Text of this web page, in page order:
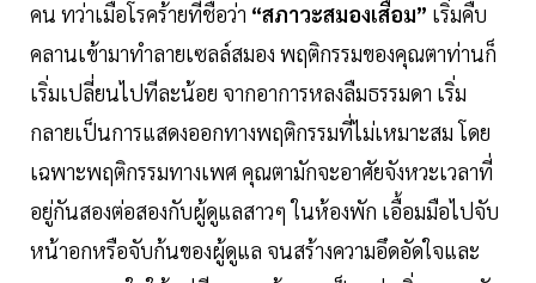
คน ทว่าเมื่อโรคร้ายที่ชื่อว่า “สภาวะสมองเสื่อม” เริ่มคืบ
คลานเข้ามาทำลายเซลล์สมอง พฤติกรรมของคุณตาท่านก็
เริ่มเปลี่ยนไปทีละน้อย จากอาการหลงลืมธรรมดา เริ่ม
กลายเป็นการแสดงออกทางพฤติกรรมที่ไม่เหมาะสม โดย
เฉพาะพฤติกรรมทางเพศ คุณตามักจะอาศัยจังหวะเวลาที่
อยู่กันสองต่อสองกับผู้ดูแลสาวๆ ในห้องพัก เอื้อมมือไปจับ
หน้าอกหรือจับก้นของผู้ดูแล จนสร้างความอึดอัดใจและ